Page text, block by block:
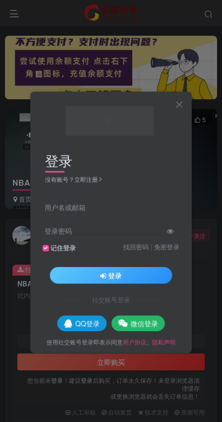
NBA2K23-24 路易吉面补
首页
5
46G也打球 关注
NBA2K23-24 路易吉面补
此内容为付费资源，请付费后查看
R币 6
黄金会员R币4 代理会员R币
立即购买
您当前未登录 ！建议登录后购买，订单永久保存！未登录浏览器清
理缓存
或更换浏览器就会丢失订单信息！
人工审核
自动发货 技术支持 亲测可用
付费资源
登录
没有账号？立即注册
用户名或邮箱
登录密码
记住登录 找回密码 | 免密登录
登录
社交账号登录
QQ登录 微信登录
使用社交账号登录即表示同意用户协议、隐私声明